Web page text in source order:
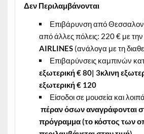
Δεν Περιλαμβάνονται
Επιβάρυνση από
από άλλες πόλεις: 220 € με την
AIRLINES(ανάλογα με τη
Επιβαρύνσεις καμπινών
εξωτερική € 80| 3κλινη
εξωτερική € 120
Είσοδοι σε μουσεία και
πέραν όσων αναγράφονται
πρόγραμμα (το κόστος των